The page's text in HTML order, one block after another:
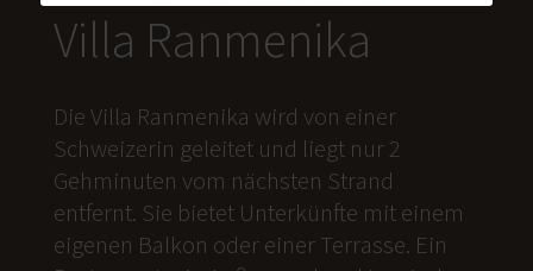
Villa Ranmenika
Die Villa Ranmenika wird von einer
Schweizerin geleitet und liegt nur 2
Gehminuten vom nächsten Strand
entfernt. Sie bietet Unterkünfte mit einem
eigenen Balkon oder einer Terrasse. Ein